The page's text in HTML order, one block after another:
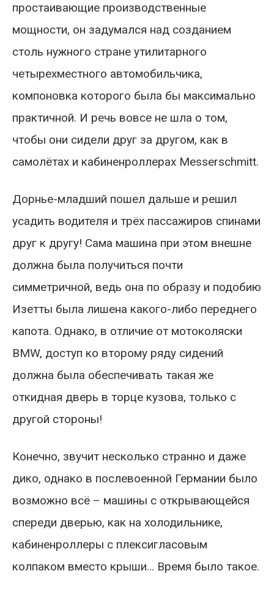
простаивающие производственные
мощности, он задумался над созданием
столь нужного стране утилитарного
четырехместного автомобильчика,
компоновка которого была бы максимально
практичной. И речь вовсе не шла о том,
чтобы они сидели друг за другом, как в
самолётах и кабиненроллерах Messerschmitt.
Дорнье-младший пошел дальше и решил
усадить водителя и трёх пассажиров спинами
друг к другу! Сама машина при этом внешне
должна была получиться почти
симметричной, ведь она по образу и подобию
Изетты была лишена какого-либо переднего
капота. Однако, в отличие от мотоколяски
BMW, доступ ко второму ряду сидений
должна была обеспечивать такая же
откидная дверь в торце кузова, только с
другой стороны!
Конечно, звучит несколько странно и даже
дико, однако в послевоенной Германии было
возможно всё – машины с открывающейся
спереди дверью, как на холодильнике,
кабиненроллеры с плексигласовым
колпаком вместо крыши… Время было такое.